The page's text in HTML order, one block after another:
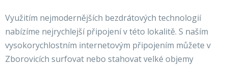
Využitím nejmodernějších bezdrátových technologií
nabízíme nejrychlejší připojení v této lokalitě. S naším
vysokorychlostním internetovým připojením můžete v
Zborovicích surfovat nebo stahovat velké objemy